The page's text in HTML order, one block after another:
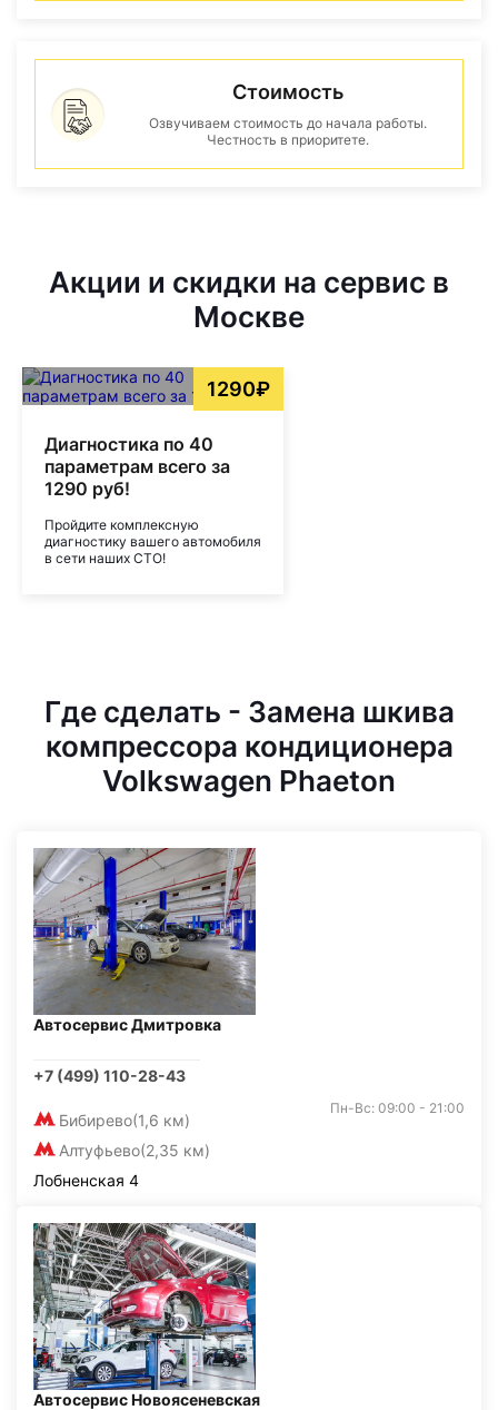
Стоимость
Озвучиваем стоимость до начала работы.
Честность в приоритете.
Акции и скидки на сервис в
Москве
1290₽
Диагностика по 40
параметрам всего за
1290 руб!
Пройдите комплексную
диагностику вашего автомобиля
в сети наших СТО!
Где сделать - Замена шкива
компрессора кондиционера
Volkswagen Phaeton
Автосервис Дмитровка
+7 (499) 110-28-43
Бибирево(1,6 км)
Алтуфьево(2,35 км)
Пн-Вс: 09:00 - 21:00
Лобненская 4
Автосервис Новоясеневская